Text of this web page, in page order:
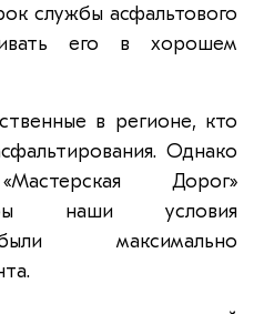
службы асфальтового
его в хорошем
в регионе, кто
Однако
Дорог»
наши условия
максимально